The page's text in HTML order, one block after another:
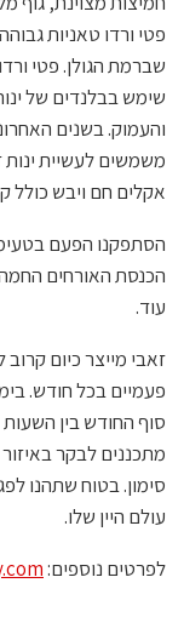
פטי ורדו טאניות
שברמת הגולן. פטי
שימש בבלנדים של
והעמוק. בשנים
משמשים לעשיית ינות
אקלים חם ויבש כולל
הסתפקנו הפעם
הכנסת האורחים
עוד.
פעמיים בכל חודש.
מתכננים לבקר
סימון. בטוח שתהנו
עולם היין שלו.
לפרטים נוספים: